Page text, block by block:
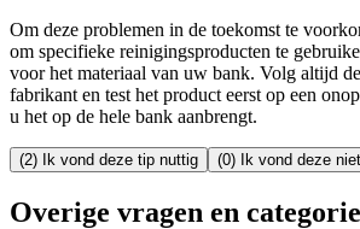
Om deze problemen in de toekomst te
om specifieke reinigingsproducten te
voor het materiaal van uw bank. Volg altijd
fabrikant en test het product eerst op een
u het op de hele bank aanbrengt.
(2) Ik vond deze tip nuttig (0) Ik vond deze
Overige vragen en